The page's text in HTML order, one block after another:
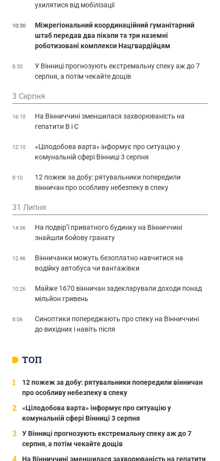
ТОП
12 пожеж за добу: рятувальники попередили вінничан
про особливу небезпеку в спеку
«Цілодобова варта» інформує про ситуацію у
комунальній сфері Вінниці 3 серпня
У Вінниці прогнозують екстремальну спеку аж до 7
серпня, а потім чекайте дощів
На Вінниччині зменшилася захворюваність на гепатити
ухилятися від мобілізації
10:30
Міжрегіональний координаційний гуманітарний
штаб передав два пікапи та три наземні
роботизовані комплекси Нацгвардійцям
8:30
У Вінниці прогнозують екстремальну спеку аж до 7
серпня, а потім чекайте дощів
3 Серпня
16:10
На Вінниччині зменшилася захворюваність на
гепатити В і С
12:10
«Цілодобова варта» інформує про ситуацію у
комунальній сфері Вінниці 3 серпня
8:10
12 пожеж за добу: рятувальники попередили
вінничан про особливу небезпеку в спеку
31 Липня
14:06
На подвір’ї приватного будинку на Вінниччині
знайшли бойову гранату
12:46
Вінничанки можуть безоплатно навчитися на
водійку автобуса чи вантажівки
10:26
Майже 1670 вінничан задекларували доходи понад
мільйон гривень
8:06
Синоптики попереджають про спеку на Вінниччині
до вихідних і навіть після